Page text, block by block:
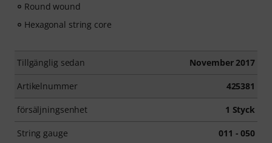
Round wound
Hexagonal string core
Tillgänglig sedan November 2017
Artikelnummer 425381
försäljningsenhet 1 Styck
String gauge 011 - 050